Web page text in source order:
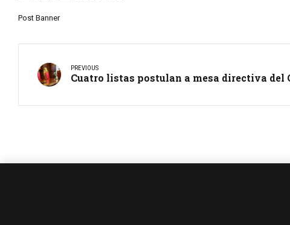
Post Banner
PREVIOUS
Cuatro listas postulan a mesa directiva del